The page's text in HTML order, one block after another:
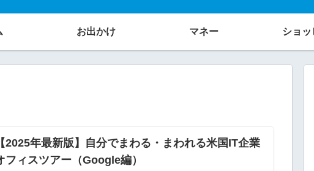
お出かけ マネー ショ
【2025年最新版】自分でまわる・まわれる米国IT企業
フィスツアー（Google編）